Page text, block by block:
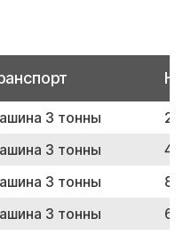
3 тонны
3 тонны
3 тонны
3 тонны